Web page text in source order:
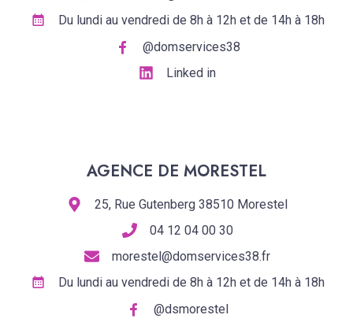
Du lundi au vendredi de 8h à 12h et de 14h à 18h
@domservices38
Linked in
AGENCE DE MORESTEL
25, Rue Gutenberg 38510 Morestel
04 12 04 00 30
morestel@domservices38.fr
Du lundi au vendredi de 8h à 12h et de 14h à 18h
@dsmorestel